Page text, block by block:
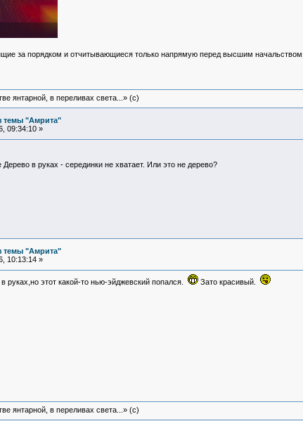
за порядком и отчитывающиеся только напрямую перед высшим
янтарной, в переливах света...» (c)
темы "Амрита"
09:34:10 »
в руках - серединки не хватает. Или это не дерево?
темы "Амрита"
10:13:14 »
руках,но этот какой-то нью-эйджевский попался. Зато красивый.
янтарной, в переливах света...» (c)